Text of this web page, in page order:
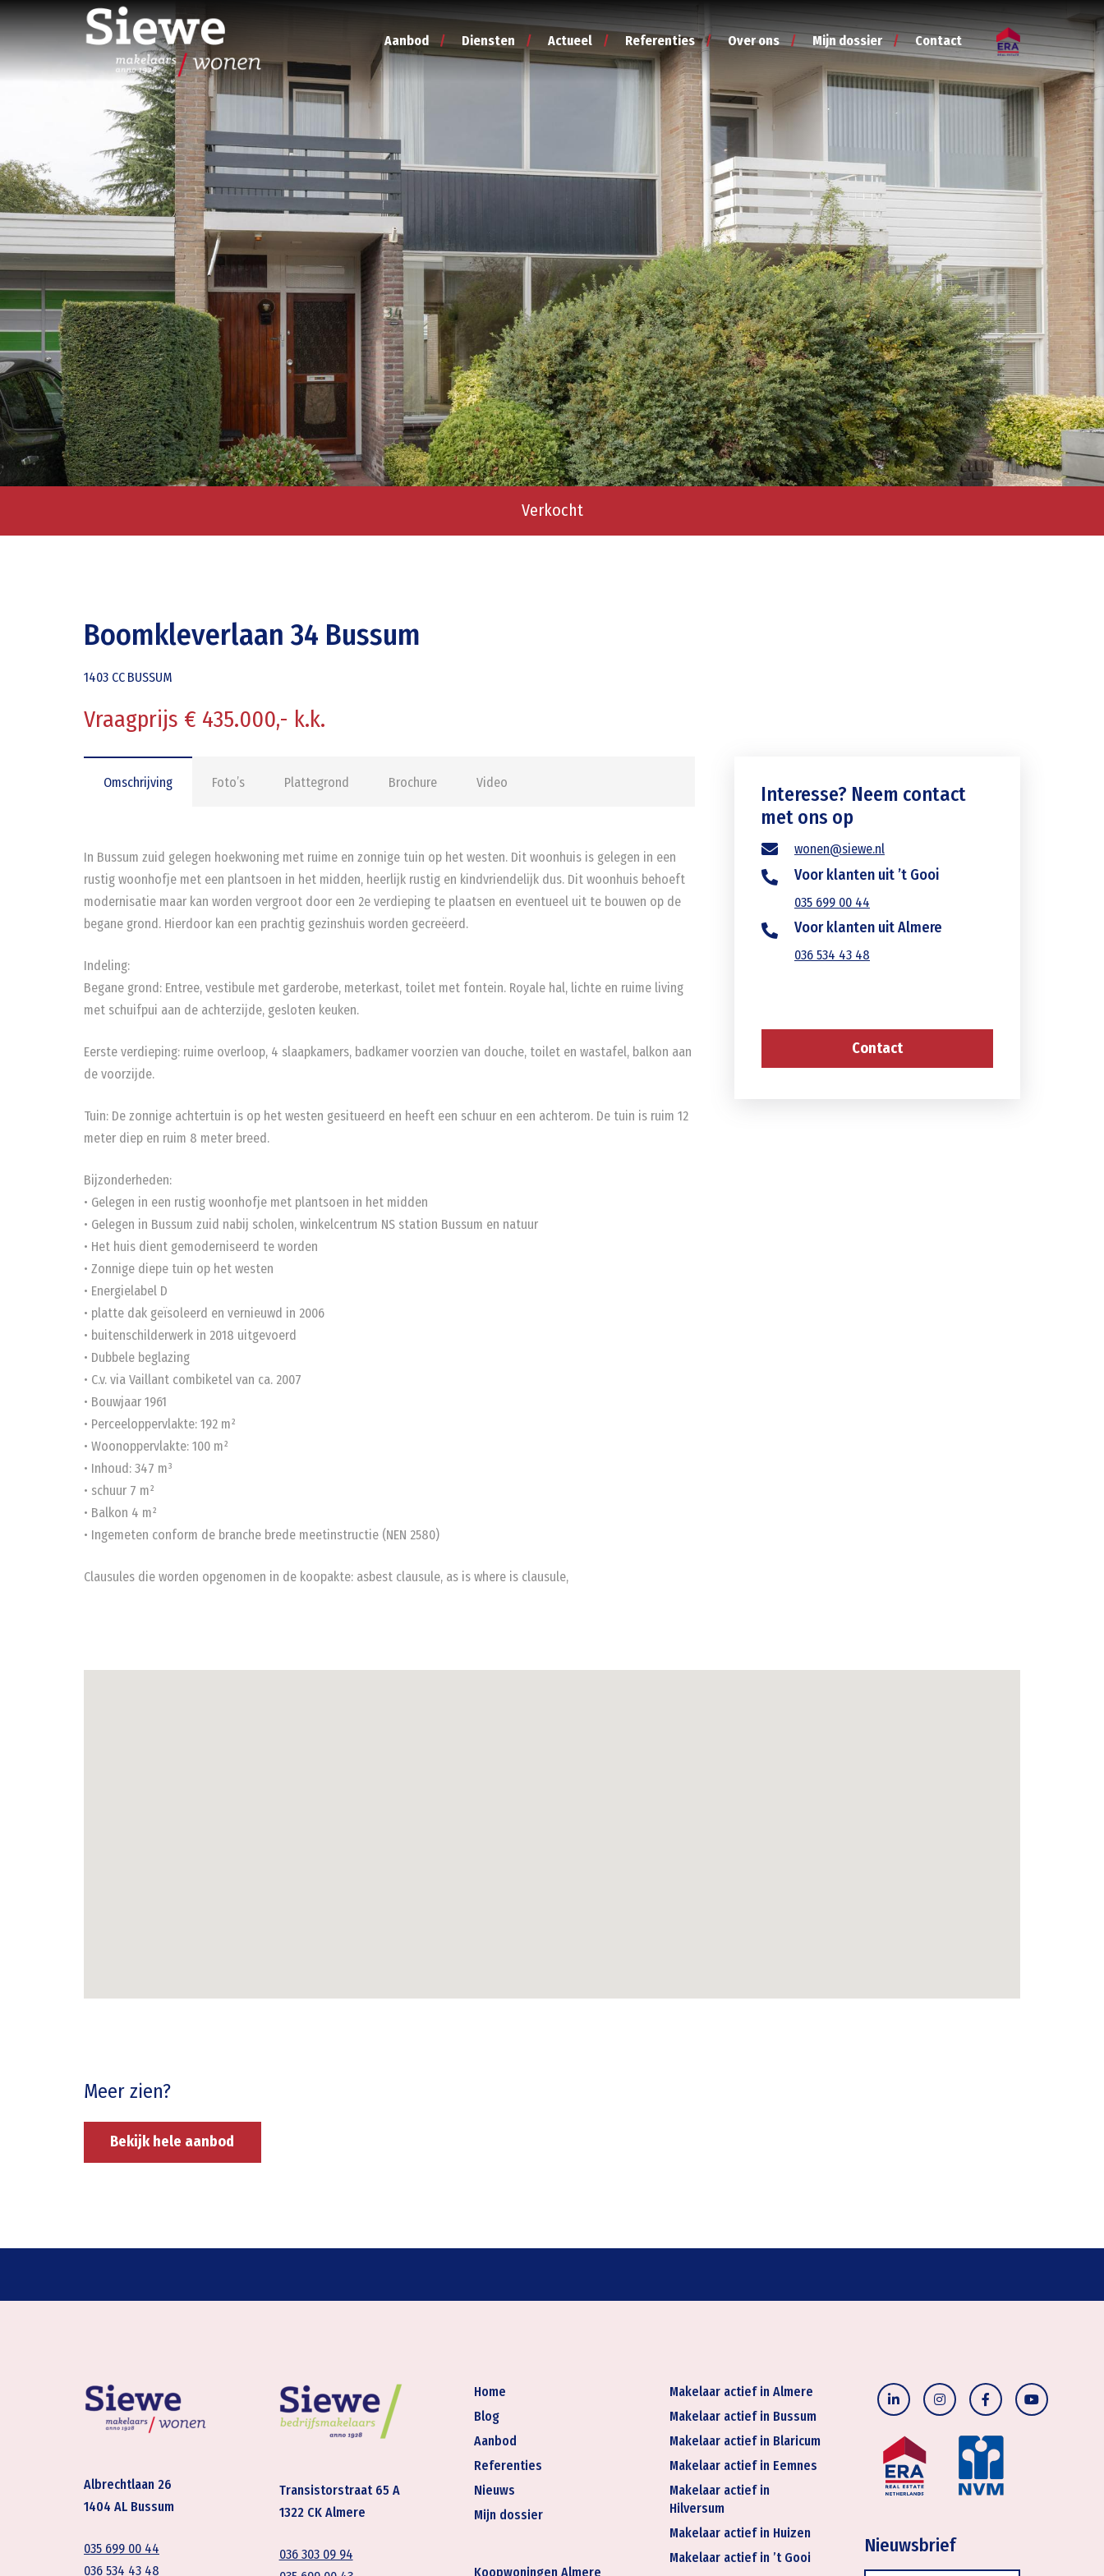
Aanbod Diensten Actueel Referenties Over ons Mijn dossier Contact
Verkocht
Boomkleverlaan 34 Bussum
1403 CC BUSSUM
Vraagprijs € 435.000,- k.k.
Omschrijving Foto’s Plattegrond Brochure Video
In Bussum zuid gelegen hoekwoning met ruime en zonnige tuin op het westen. Dit woonhuis is gelegen in een
rustig woonhofje met een plantsoen in het midden, heerlijk rustig en kindvriendelijk dus. Dit woonhuis behoeft
modernisatie maar kan worden vergroot door een 2e verdieping te plaatsen en eventueel uit te bouwen op de
begane grond. Hierdoor kan een prachtig gezinshuis worden gecreëerd.
Indeling:
Begane grond: Entree, vestibule met garderobe, meterkast, toilet met fontein. Royale hal, lichte en ruime living
met schuifpui aan de achterzijde, gesloten keuken.
Eerste verdieping: ruime overloop, 4 slaapkamers, badkamer voorzien van douche, toilet en wastafel, balkon aan
de voorzijde.
Tuin: De zonnige achtertuin is op het westen gesitueerd en heeft een schuur en een achterom. De tuin is ruim 12
meter diep en ruim 8 meter breed.
Bijzonderheden:
• Gelegen in een rustig woonhofje met plantsoen in het midden
• Gelegen in Bussum zuid nabij scholen, winkelcentrum NS station Bussum en natuur
• Het huis dient gemoderniseerd te worden
• Zonnige diepe tuin op het westen
• Energielabel D
• platte dak geïsoleerd en vernieuwd in 2006
• buitenschilderwerk in 2018 uitgevoerd
• Dubbele beglazing
• C.v. via Vaillant combiketel van ca. 2007
• Bouwjaar 1961
• Perceeloppervlakte: 192 m²
• Woonoppervlakte: 100 m²
• Inhoud: 347 m³
• schuur 7 m²
• Balkon 4 m²
• Ingemeten conform de branche brede meetinstructie (NEN 2580)
Clausules die worden opgenomen in de koopakte: asbest clausule, as is where is clausule,
Interesse? Neem contact
met ons op
wonen@siewe.nl
Voor klanten uit ’t Gooi
035 699 00 44
Voor klanten uit Almere
036 534 43 48
Contact
Meer zien?
Bekijk hele aanbod
Albrechtlaan 26
1404 AL Bussum
035 699 00 44
036 534 43 48
Transistorstraat 65 A
1322 CK Almere
036 303 09 94
Home
Blog
Aanbod
Referenties
Nieuws
Mijn dossier
Koopwoningen Almere
Makelaar actief in Almere
Makelaar actief in Bussum
Makelaar actief in Blaricum
Makelaar actief in Eemnes
Makelaar actief in
Hilversum
Makelaar actief in Huizen
Makelaar actief in ’t Gooi
Nieuwsbrief